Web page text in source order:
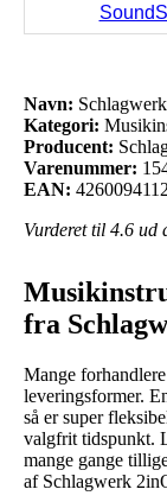
Navn:
Kategori:
Producent:
Varenummer:
EAN:
Vurderet til 4.6 ud
fra
Mange
leveringsformer.
så er super
valgfrit tidspunkt.
mange gange
af Schlagwerk